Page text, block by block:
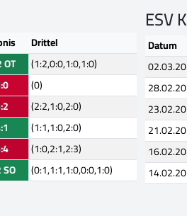
Drittel
(1:2,0:0,1:0,1:0)
(0)
(2:2,1:0,2:0)
(1:1,1:0,2:0)
(1:0,2:1,2:3)
(0:1,1:1,1:0,0:0,1:0)
ESV
Datum